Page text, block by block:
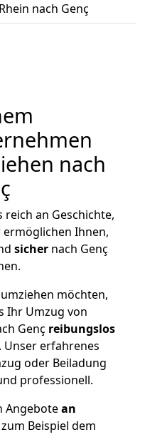
nach Genç
nach
reich an Geschichte,
Ihnen,
sichernach Genç
möchten,
Ihr Umzug von
Genç reibungslos
. Unser erfahrenes
oder Beiladung
professionell.
Angebotean
Beispiel dem